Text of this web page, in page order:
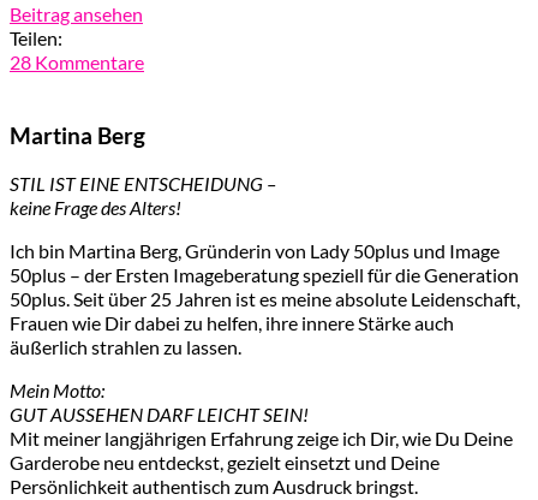
Beitrag ansehen
Teilen:
28 Kommentare
Martina Berg
STIL IST EINE ENTSCHEIDUNG –
keine Frage des Alters!
Ich bin Martina Berg, Gründerin von Lady 50plus und Image
50plus – der Ersten Imageberatung speziell für die Generation
50plus. Seit über 25 Jahren ist es meine absolute Leidenschaft,
Frauen wie Dir dabei zu helfen, ihre innere Stärke auch
äußerlich strahlen zu lassen.
Mein Motto:
GUT AUSSEHEN DARF LEICHT SEIN!
Mit meiner langjährigen Erfahrung zeige ich Dir, wie Du Deine
Garderobe neu entdeckst, gezielt einsetzt und Deine
Persönlichkeit authentisch zum Ausdruck bringst.